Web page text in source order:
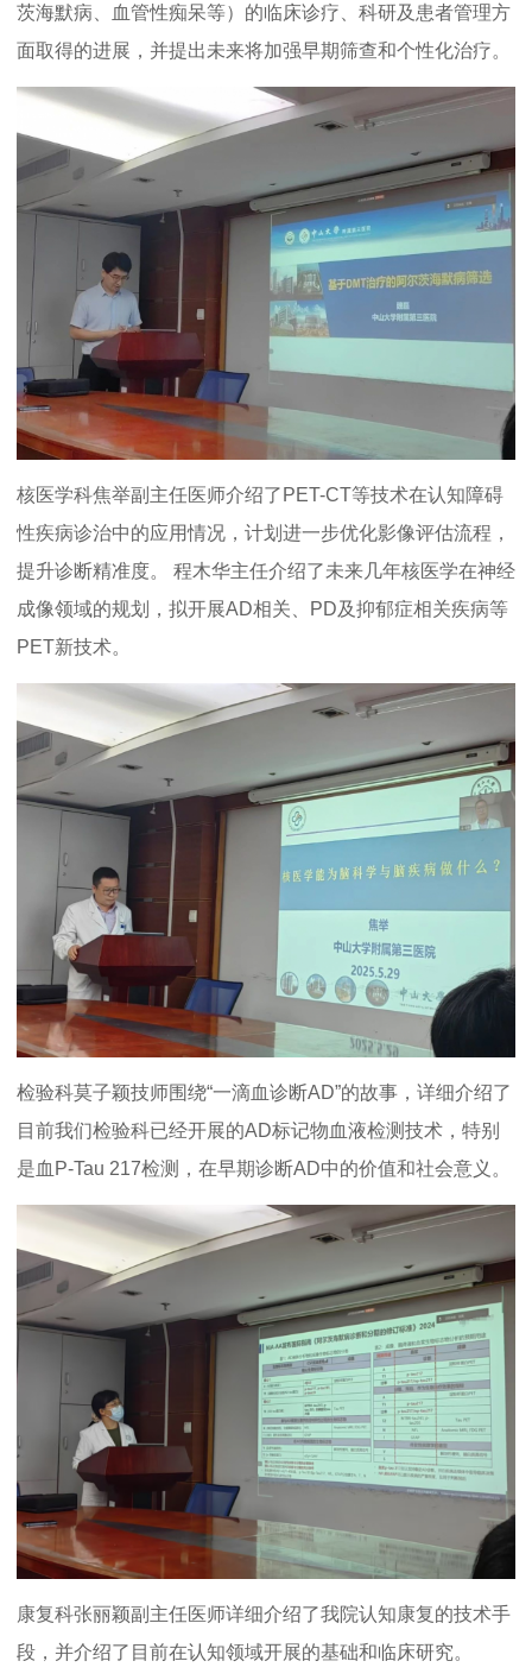
茨海默病、血管性痴呆等）的临床诊疗、科研及患者管理方
面取得的进展，并提出未来将加强早期筛查和个性化治疗。
核医学科焦举副主任医师介绍了PET-CT等技术在认知障碍
性疾病诊治中的应用情况，计划进一步优化影像评估流程，
提升诊断精准度。 程木华主任介绍了未来几年核医学在神经
成像领域的规划，拟开展AD相关、PD及抑郁症相关疾病等
PET新技术。
检验科莫子颖技师围绕“一滴血诊断AD”的故事，详细介绍了
目前我们检验科已经开展的AD标记物血液检测技术，特别
是血P-Tau 217检测，在早期诊断AD中的价值和社会意义。
康复科张丽颖副主任医师详细介绍了我院认知康复的技术手
段，并介绍了目前在认知领域开展的基础和临床研究。